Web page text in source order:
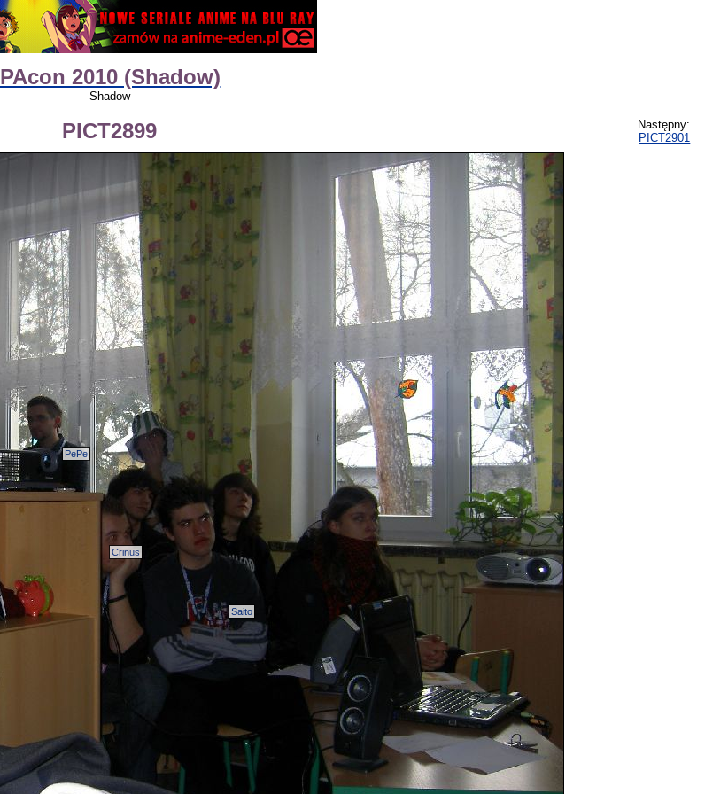
PAcon 2010 (Shadow)
Shadow
PICT2899
Następny:
PICT2901
Crinus
PePe
Saito